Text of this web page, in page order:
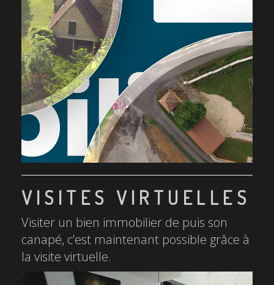
VISITES VIRTUELLES
Visiter un bien immobilier de puis son
canapé, c’est maintenant possible grâce à
la visite virtuelle.